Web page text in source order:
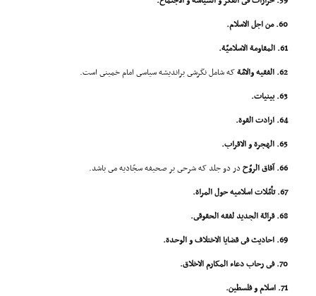
60. من اجل الاسلام.
61. المقاومة الاسلامیّة.
62. الفقیه والامّة
که شامل نگرشى براندیشه سیاسى امام خمینى است.
63. بینیات.
64. ارادت القوة.
65. الهجرة و الاقراب.
66. آفاق الروّح
در دو جلد که شرحى بر صحیفه سجّادیه مى باشد.
67. تأمّلات اسلامیه حول المراة.
68. قرائة الجدید لفقه الحقوقى.
69. احادیث فى قضایا الاختلاف و الوحدة.
70. فى رحاب دعاء المکارم الاخلاق.
71. اسلام و فلسطین.